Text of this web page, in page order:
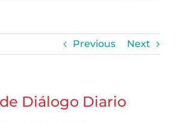
Previous Next
Diálogo Diario